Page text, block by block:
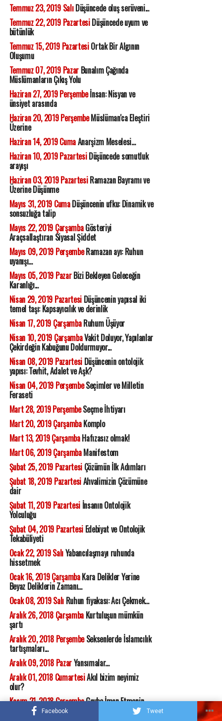
Facebook Tweet
Temmuz 23, 2019 SalıDüşüncede oluş serüveni...
Temmuz 22, 2019 PazartesiDüşüncede uyum ve
bütünlük
Temmuz 15, 2019 PazartesiOrtak Bir Algının
Oluşumu
Temmuz 07, 2019 PazarBunalım Çağında
Müslümanların Çıkış Yolu
Haziran 27, 2019 Perşembeİnsan: Nisyan ve
ünsiyet arasında
Haziran 20, 2019 PerşembeMüslüman'ca Eleştiri
Üzerine
Haziran 14, 2019 CumaAnarşizm Meselesi...
Haziran 10, 2019 PazartesiDüşüncede somutluk
arayışı
Haziran 03, 2019 PazartesiRamazan Bayramı ve
Üzerine Düşünme
Mayıs 31, 2019 CumaDüşüncenin ufku: Dinamik ve
sonsuzluğa talip
Mayıs 22, 2019 ÇarşambaGösteriyi
Araçsallaştıran Siyasal Şiddet
Mayıs 09, 2019 PerşembeRamazan ayı: Ruhun
uyanışı...
Mayıs 05, 2019 PazarBizi Bekleyen Geleceğin
Karanlığı...
Nisan 29, 2019 PazartesiDüşüncenin yapısal iki
temel taşı: Kapsayıcılık ve derinlik
Nisan 17, 2019 ÇarşambaRuhum Üşüyor
Nisan 10, 2019 ÇarşambaVakit Doluyor, Yapılanlar
Çekirdeğin Kabuğunu Doldurmuyor...
Nisan 08, 2019 PazartesiDüşüncenin ontolojik
yapısı: Tevhit, Adalet ve Aşk?
Nisan 04, 2019 PerşembeSeçimler ve Milletin
Feraseti
Mart 28, 2019 PerşembeSeçme İhtiyarı
Mart 20, 2019 ÇarşambaKomplo
Mart 13, 2019 ÇarşambaHafızasız olmak!
Mart 06, 2019 ÇarşambaManifestom
Şubat 25, 2019 PazartesiÇözümün İlk Adımları
Şubat 18, 2019 PazartesiAhvalimizin Çözümüne
dair
Şubat 11, 2019 Pazartesiİnsanın Ontolojik
Yolculuğu
Şubat 04, 2019 PazartesiEdebiyat ve Ontolojik
Tekabüliyeti
Ocak 22, 2019 SalıYabancılaşmayı ruhunda
hissetmek
Ocak 16, 2019 ÇarşambaKara Delikler Yerine
Beyaz Deliklerin Zamanı...
Ocak 08, 2019 SalıRuhun fiyakası: Acı Çekmek...
Aralık 26, 2018 ÇarşambaKurtuluşun mümkün
şartı
Aralık 20, 2018 PerşembeSeksenlerde İslamcılık
tartışmaları...
Aralık 09, 2018 PazarYansımalar...
Aralık 01, 2018 CumartesiAkıl bizim neyimiz
olur?
Kasım 21, 2018 ÇarşambaGaybe İman Etmenin
Epistemik Değeri...